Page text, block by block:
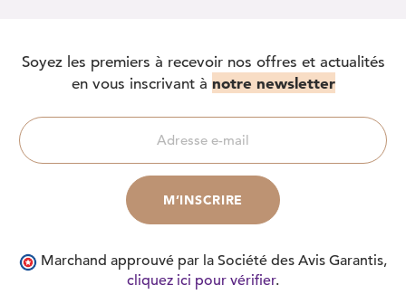
Soyez les premiers à recevoir nos offres et actualités
en vous inscrivant à notre newsletter
Marchand approuvé par la Société des Avis Garantis,
cliquez ici pour vérifier.